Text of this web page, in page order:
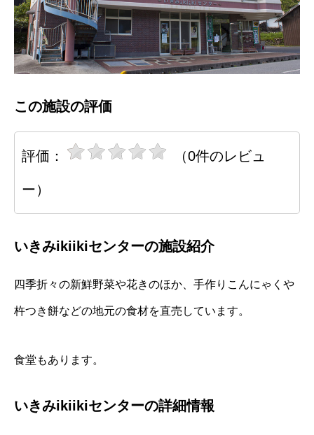
この施設の評価
評価： （0件のレビュ
ー）
いきみikiikiセンターの施設紹介
四季折々の新鮮野菜や花きのほか、手作りこんにゃくや
杵つき餅などの地元の食材を直売しています。
食堂もあります。
いきみikiikiセンターの詳細情報